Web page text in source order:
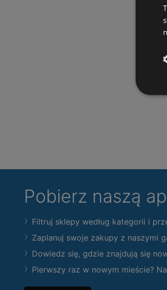
Pobierz naszą
Filtruj sklepy według kategorii i
Zaplanuj swoje zakupy z naszymi
Dowiedz się, gdzie znajdują się
Pierwszy raz w nowym mieście?